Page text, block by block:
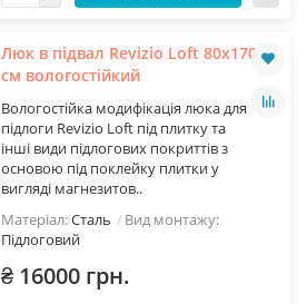
Люк в підвал Revizio Loft 80х170
см вологостійкий
Вологостійка модифікація люка для
підлоги Revizio Loft під плитку та
інші види підлогових покриттів з
основою під поклейку плитки у
вигляді магнезитов..
Матеріал:Сталь
Вид монтажу:
Підлоговий
₴ 16000 грн.